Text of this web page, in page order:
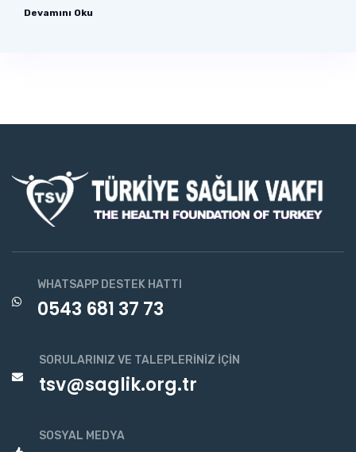
Devamını Oku
WHATSAPP DESTEK HATTI
0543 681 37 73
SORULARINIZ VE TALEPLERINIZ İÇIN
tsv@saglik.org.tr
SOSYAL MEDYA